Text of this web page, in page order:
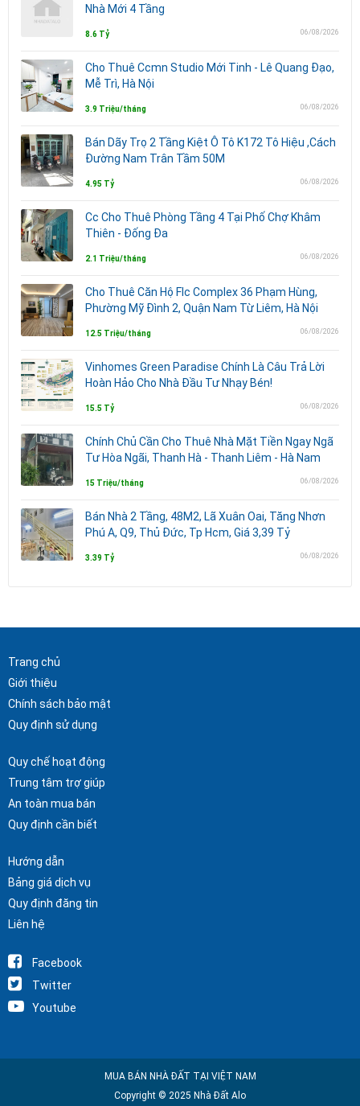
Nhà Mới 4 Tầng
8.6 Tỷ 06/08/2026
Cho Thuê Ccmn Studio Mới Tinh - Lê Quang Đạo,
Mễ Trì, Hà Nội
3.9 Triệu/tháng 06/08/2026
Bán Dãy Trọ 2 Tầng Kiệt Ô Tô K172 Tô Hiệu ,Cách
Đường Nam Trân Tầm 50M
4.95 Tỷ 06/08/2026
Cc Cho Thuê Phòng Tầng 4 Tại Phố Chợ Khâm
Thiên - Đống Đa
2.1 Triệu/tháng 06/08/2026
Cho Thuê Căn Hộ Flc Complex 36 Phạm Hùng,
Phường Mỹ Đình 2, Quận Nam Từ Liêm, Hà Nội
12.5 Triệu/tháng 06/08/2026
Vinhomes Green Paradise Chính Là Câu Trả Lời
Hoàn Hảo Cho Nhà Đầu Tư Nhạy Bén!
15.5 Tỷ 06/08/2026
Chính Chủ Cần Cho Thuê Nhà Mặt Tiền Ngay Ngã
Tư Hòa Ngãi, Thanh Hà - Thanh Liêm - Hà Nam
15 Triệu/tháng 06/08/2026
Bán Nhà 2 Tầng, 48M2, Lã Xuân Oai, Tăng Nhơn
Phú A, Q9, Thủ Đức, Tp Hcm, Giá 3,39 Tỷ
3.39 Tỷ 06/08/2026
Trang chủ
Giới thiệu
Chính sách bảo mật
Quy định sử dụng
Quy chế hoạt động
Trung tâm trợ giúp
An toàn mua bán
Quy định cần biết
Hướng dẫn
Bảng giá dịch vụ
Quy định đăng tin
Liên hệ
Facebook
Twitter
Youtube
MUA BÁN NHÀ ĐẤT TẠI VIỆT NAM
Copyright © 2025 Nhà Đất Alo